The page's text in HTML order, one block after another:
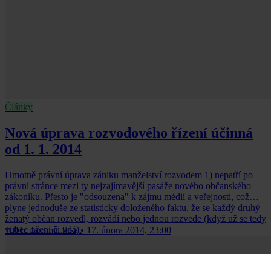
Články
Nová úprava rozvodového řízení účinná
od 1. 1. 2014
Hmotně právní úprava zániku manželství rozvodem 1) nepatří po
právní stránce mezi ty nejzajímavější pasáže nového občanského
zákoníku. Přesto je "odsouzena" k zájmu médií a veřejnosti, což
plyne jednoduše ze statisticky doloženého faktu, že se každý druhý
ženatý občan rozvedl, rozvádí nebo jednou rozvede (když už se tedy
vůbec ožení či vdá).
JUDr. Jaromír Jirsa • 17. února 2014, 23:00